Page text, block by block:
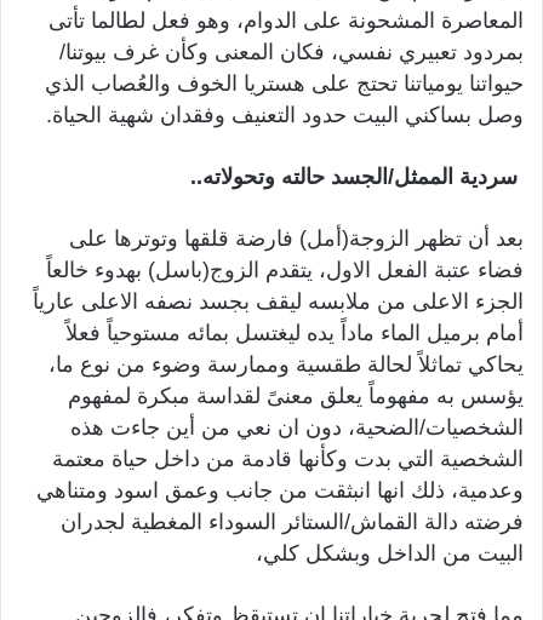
المعاصرة المشحونة على الدوام، وهو فعل لطالما تأتى
بمردود تعبيري نفسي، فكان المعنى وكأن غرف بيوتنا/
حيواتنا يومياتنا تحتج على هستريا الخوف والعُصاب الذي
وصل بساكني البيت حدود التعنيف وفقدان شهية الحياة.
سردية الممثل/الجسد حالته وتحولاته..
بعد أن تظهر الزوجة(أمل) فارضة قلقها وتوترها على
فضاء عتبة الفعل الاول، يتقدم الزوج(باسل) بهدوء خالعاً
الجزء الاعلى من ملابسه ليقف بجسد نصفه الاعلى عارياً
أمام برميل الماء ماداً يده ليغتسل بمائه مستوحياً فعلاً
يحاكي تماثلاً لحالة طقسية وممارسة وضوء من نوع ما،
يؤسس به مفهوماً يعلق معنىً لقداسة مبكرة لمفهوم
الشخصيات/الضحية، دون ان نعي من أين جاءت هذه
الشخصية التي بدت وكأنها قادمة من داخل حياة معتمة
وعدمية، ذلك انها انبثقت من جانب وعمق اسود ومتناهي
فرضته دالة القماش/الستائر السوداء المغطية لجدران
البيت من الداخل وبشكل كلي،